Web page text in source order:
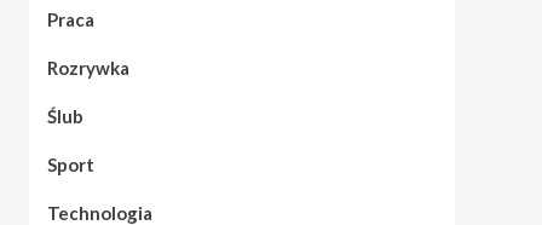
Praca
Rozrywka
Ślub
Sport
Technologia